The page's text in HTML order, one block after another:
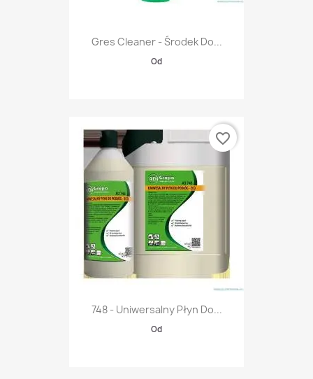
Gres Cleaner - Środek Do...
Od
748 - Uniwersalny Płyn Do...
Od
favorite_border